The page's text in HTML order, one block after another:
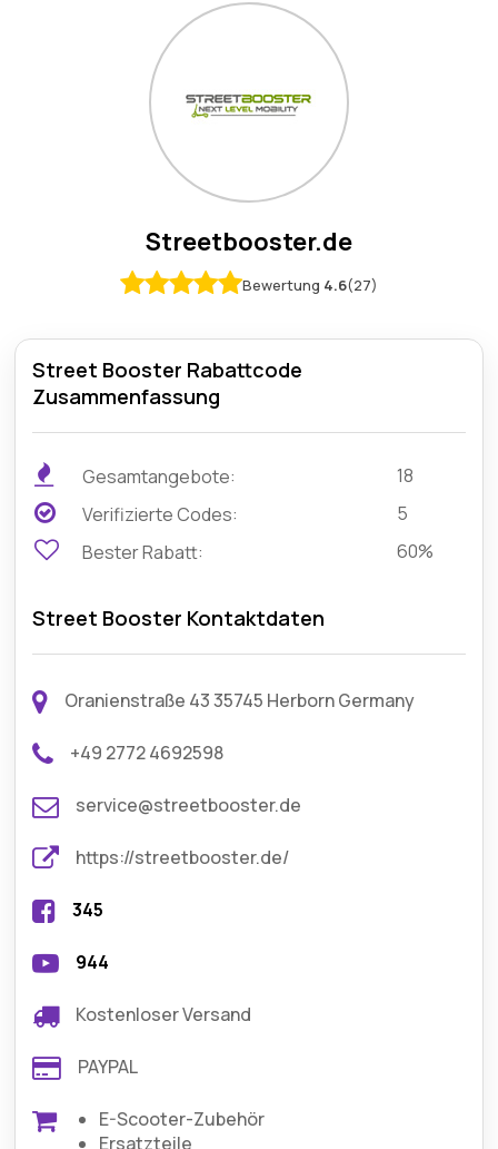
Streetbooster.de
Bewertung 4.6(27)
Street Booster Rabattcode
Zusammenfassung
Gesamtangebote:
18
Verifizierte Codes:
5
Bester Rabatt:
60%
Street Booster Kontaktdaten
Oranienstraße 43 35745 Herborn Germany
+49 2772 4692598
service@streetbooster.de
https://streetbooster.de/
345
944
Kostenloser Versand
PAYPAL
E-Scooter-Zubehör
Ersatzteile